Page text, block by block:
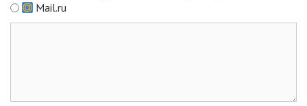
Mail.ru